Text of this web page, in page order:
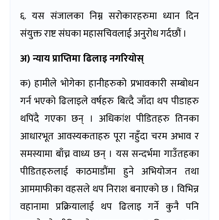
६. यस संजालका निम्न सरोकारहरुमा ध्यान दिन
संयुक्त राष्ट संघका महासचिवलाई अनुरोध गर्दछौं ।
अ) न्याय प्राप्तिमा ढिलाइ नगरियोस्
क) हामीले भोगेका हानीहरुको प्रभावकारी सम्बोधन
गर्न भएको ढिलाइले वर्षहरु बित्दै जाँदा थप पीडाहरु
थपिंदै गएका छन् । अधिकांश पीडितहरु तिनका
आधारभूत आवस्यकताहरु पूरा नहुँदा चरम अभाव र
समस्यामा बाँच्न वाध्य छन् । यस सन्दर्भमा गाउँतहका
पीडितहरुलाई काठमाडौंमा हुने अभियोजन तथा
आममाफीका वहसले थप निराश बनाएको छ । विभिन्न
वहानामा प्रक्रियालाई थप ढिलाइ गर्ने कुनै पनि